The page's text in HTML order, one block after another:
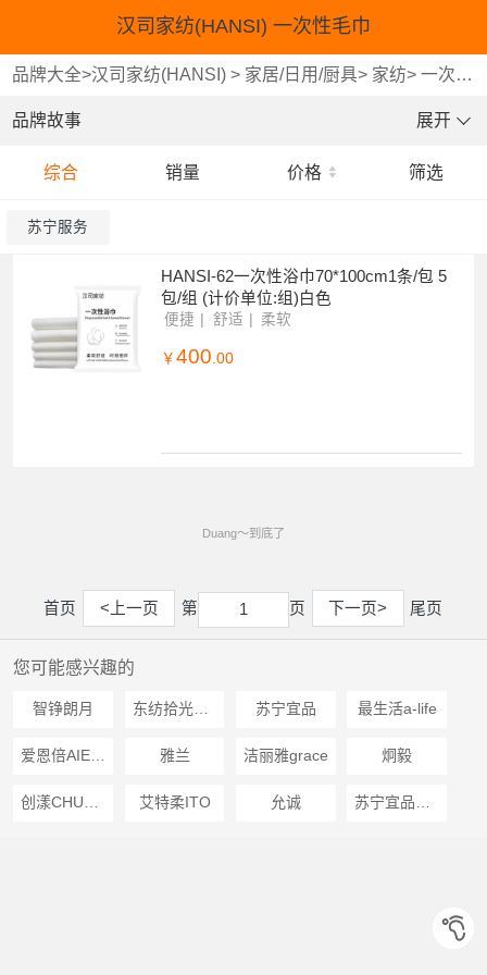
汉司家纺(HANSI) 一次性毛巾
品牌大全>汉司家纺(HANSI) > 家居/日用/厨具> 家纺>一次性毛巾
品牌故事 展开
综合 销量 价格 筛选
苏宁服务
HANSI-62一次性浴巾70*100cm1条/包 5
包/组 (计价单位:组)白色
便捷 舒适 柔软
￥ 400.00
Duang～到底了
首页 <上一页 第
1
1
页 下一页> 尾页
您可能感兴趣的
智铮朗月 东纺拾光DONGFANGSHIGUANG 苏宁宜品 最生活a-life
爱恩倍AIENBE 雅兰 洁丽雅grace 炯毅
艾特柔ITO 允诚